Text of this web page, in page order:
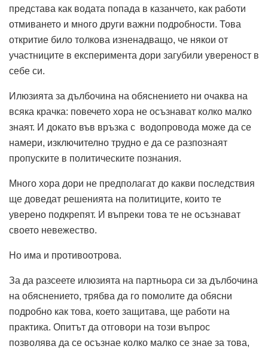
представа как водата попада в казанчето, как работи
отмиването и много други важни подробности. Това
откритие било толкова изненадващо, че някои от
участниците в експеримента дори загубили увереност в
себе си.
Илюзията за дълбочина на обяснението ни очаква на
всяка крачка: повечето хора не осъзнават колко малко
знаят. И докато във връзка с водопровода може да се
намери, изключително трудно е да се разпознаят
пропуските в политическите познания.
Много хора дори не предполагат до какви последствия
ще доведат решенията на политиците, които те
уверено подкрепят. И въпреки това те не осъзнават
своето невежество.
Но има и противоотрова.
За да разсеете илюзията на партньора си за дълбочина
на обяснението, трябва да го помолите да обясни
подробно как това, което защитава, ще работи на
практика. Опитът да отговори на този въпрос
позволява да се осъзнае колко малко се знае за това,